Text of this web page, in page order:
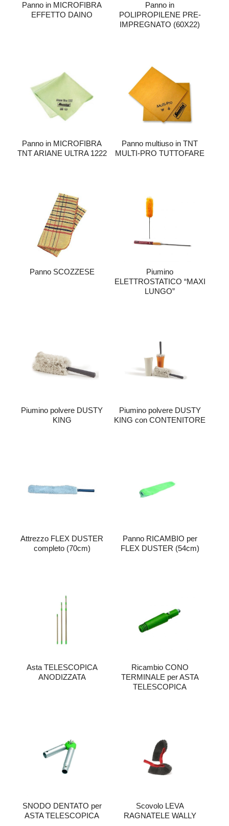
Panno in MICROFIBRA
EFFETTO DAINO
Panno in
POLIPROPILENE PRE-
IMPREGNATO (60X22)
Panno in MICROFIBRA
TNT ARIANE ULTRA 1222
Panno multiuso in TNT
MULTI-PRO TUTTOFARE
Panno SCOZZESE
Piumino
ELETTROSTATICO “MAXI
LUNGO”
Piumino polvere DUSTY
KING
Piumino polvere DUSTY
KING con CONTENITORE
Attrezzo FLEX DUSTER
completo (70cm)
Panno RICAMBIO per
FLEX DUSTER (54cm)
Asta TELESCOPICA
ANODIZZATA
Ricambio CONO
TERMINALE per ASTA
TELESCOPICA
SNODO DENTATO per
ASTA TELESCOPICA
Scovolo LEVA
RAGNATELE WALLY